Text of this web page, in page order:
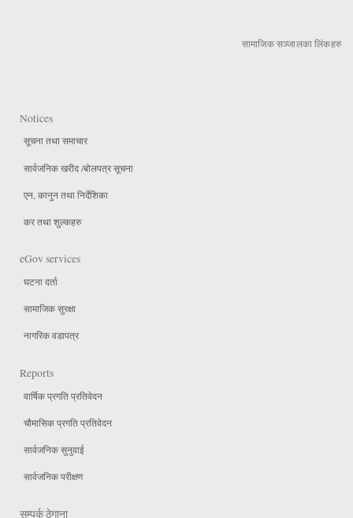
सामाजिक सञ्जालका लिंकहरु
Notices
सूचना तथा समाचार
सार्वजनिक खरीद /बोलपत्र सूचना
एन, कानुन तथा निर्देशिका
कर तथा शुल्कहरु
eGov services
घटना दर्ता
सामाजिक सुरक्षा
नागरिक वडापत्र
Reports
वार्षिक प्रगति प्रतिवेदन
चौमासिक प्रगति प्रतिवेदन
सार्वजनिक सुनुवाई
सार्वजनिक परीक्षण
सम्पर्क ठेगाना